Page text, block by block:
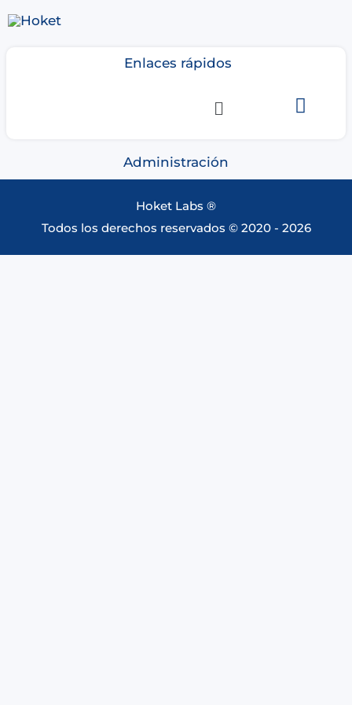
Ir
Enlaces rápidos
Menú
Administración
Hoket Labs ®
Todos los derechos reservados © 2020 - 2026